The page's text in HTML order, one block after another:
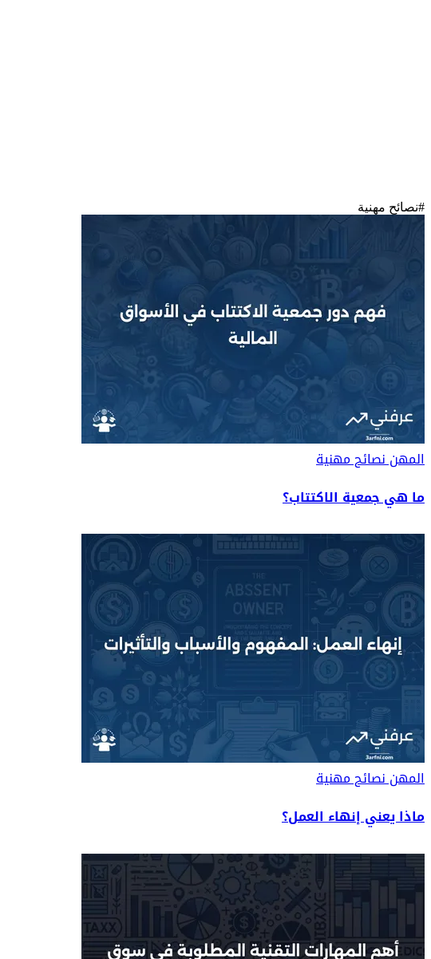
#نصائح مهنية
المهننصائح مهنية
ما هي جمعية الاكتتاب؟
المهننصائح مهنية
ماذا يعني إنهاء العمل؟